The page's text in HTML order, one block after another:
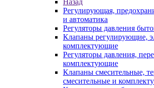
Назад
Регулирующая,
и автоматика
Регуляторы давления
Клапаны регулирующие,
комплектующие
Регуляторы давления,
комплектующие
Клапаны смесительные,
смесительные и